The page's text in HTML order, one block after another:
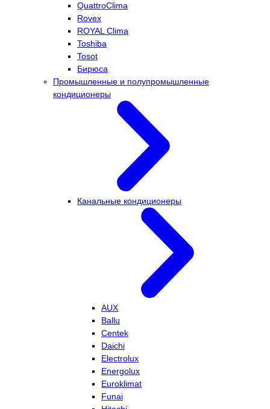
QuattroClima
Rovex
ROYAL Clima
Toshiba
Tosot
Бирюса
Промышленные и полупромышленные
кондиционеры
Канальные кондиционеры
AUX
Ballu
Centek
Daichi
Electrolux
Energolux
Euroklimat
Funai